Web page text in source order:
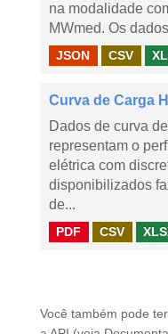
na modalidade
MWmed. Os
JSON CSV
Curva de Carga
Dados de curva
representam o
elétrica com
disponibilizados
de...
PDF CSV
Você também pode